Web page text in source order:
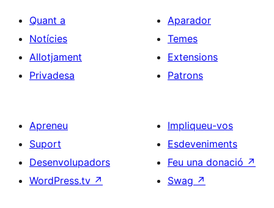
Quant a
Notícies
Allotjament
Privadesa
Aparador
Temes
Extensions
Patrons
Apreneu
Suport
Desenvolupadors
WordPress.tv ↗
Impliqueu-vos
Esdeveniments
Feu una donació ↗
Swag ↗